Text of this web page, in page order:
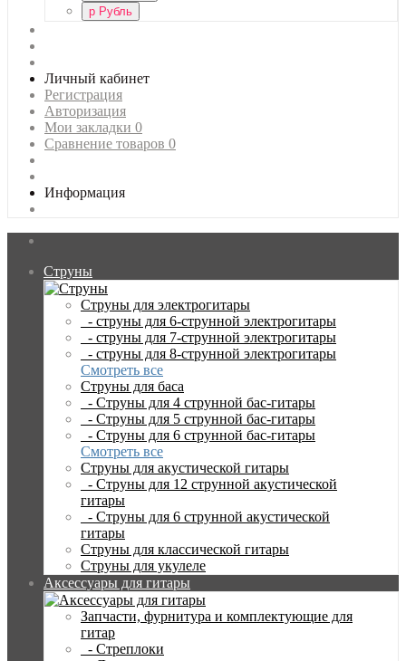
р Рубль
Личный кабинет
Регистрация
Авторизация
Мои закладки 0
Сравнение товаров 0
Информация
Струны
Струны для электрогитары
- струны для 6-струнной электрогитары
- струны для 7-струнной электрогитары
- струны для 8-струнной электрогитары
Смотреть все
Струны для баса
- Струны для 4 струнной бас-гитары
- Струны для 5 струнной бас-гитары
- Струны для 6 струнной бас-гитары
Смотреть все
Струны для акустической гитары
- Струны для 12 струнной акустической
гитары
- Струны для 6 струнной акустической
гитары
Струны для классической гитары
Струны для укулеле
Аксессуары для гитары
Запчасти, фурнитура и комплектующие для
гитар
- Стреплоки
Главная
Наушники
Беспроводные наушники Superlux HDB311 Black
Беспроводные наушники
Superlux HDB311 Black
Беспроводные наушники Superlux HDB311 Black
3990 р
Сообщить о наличии
Отзывы: 0
Все о товаре
Фото
Отзывов (0)
Как купить?